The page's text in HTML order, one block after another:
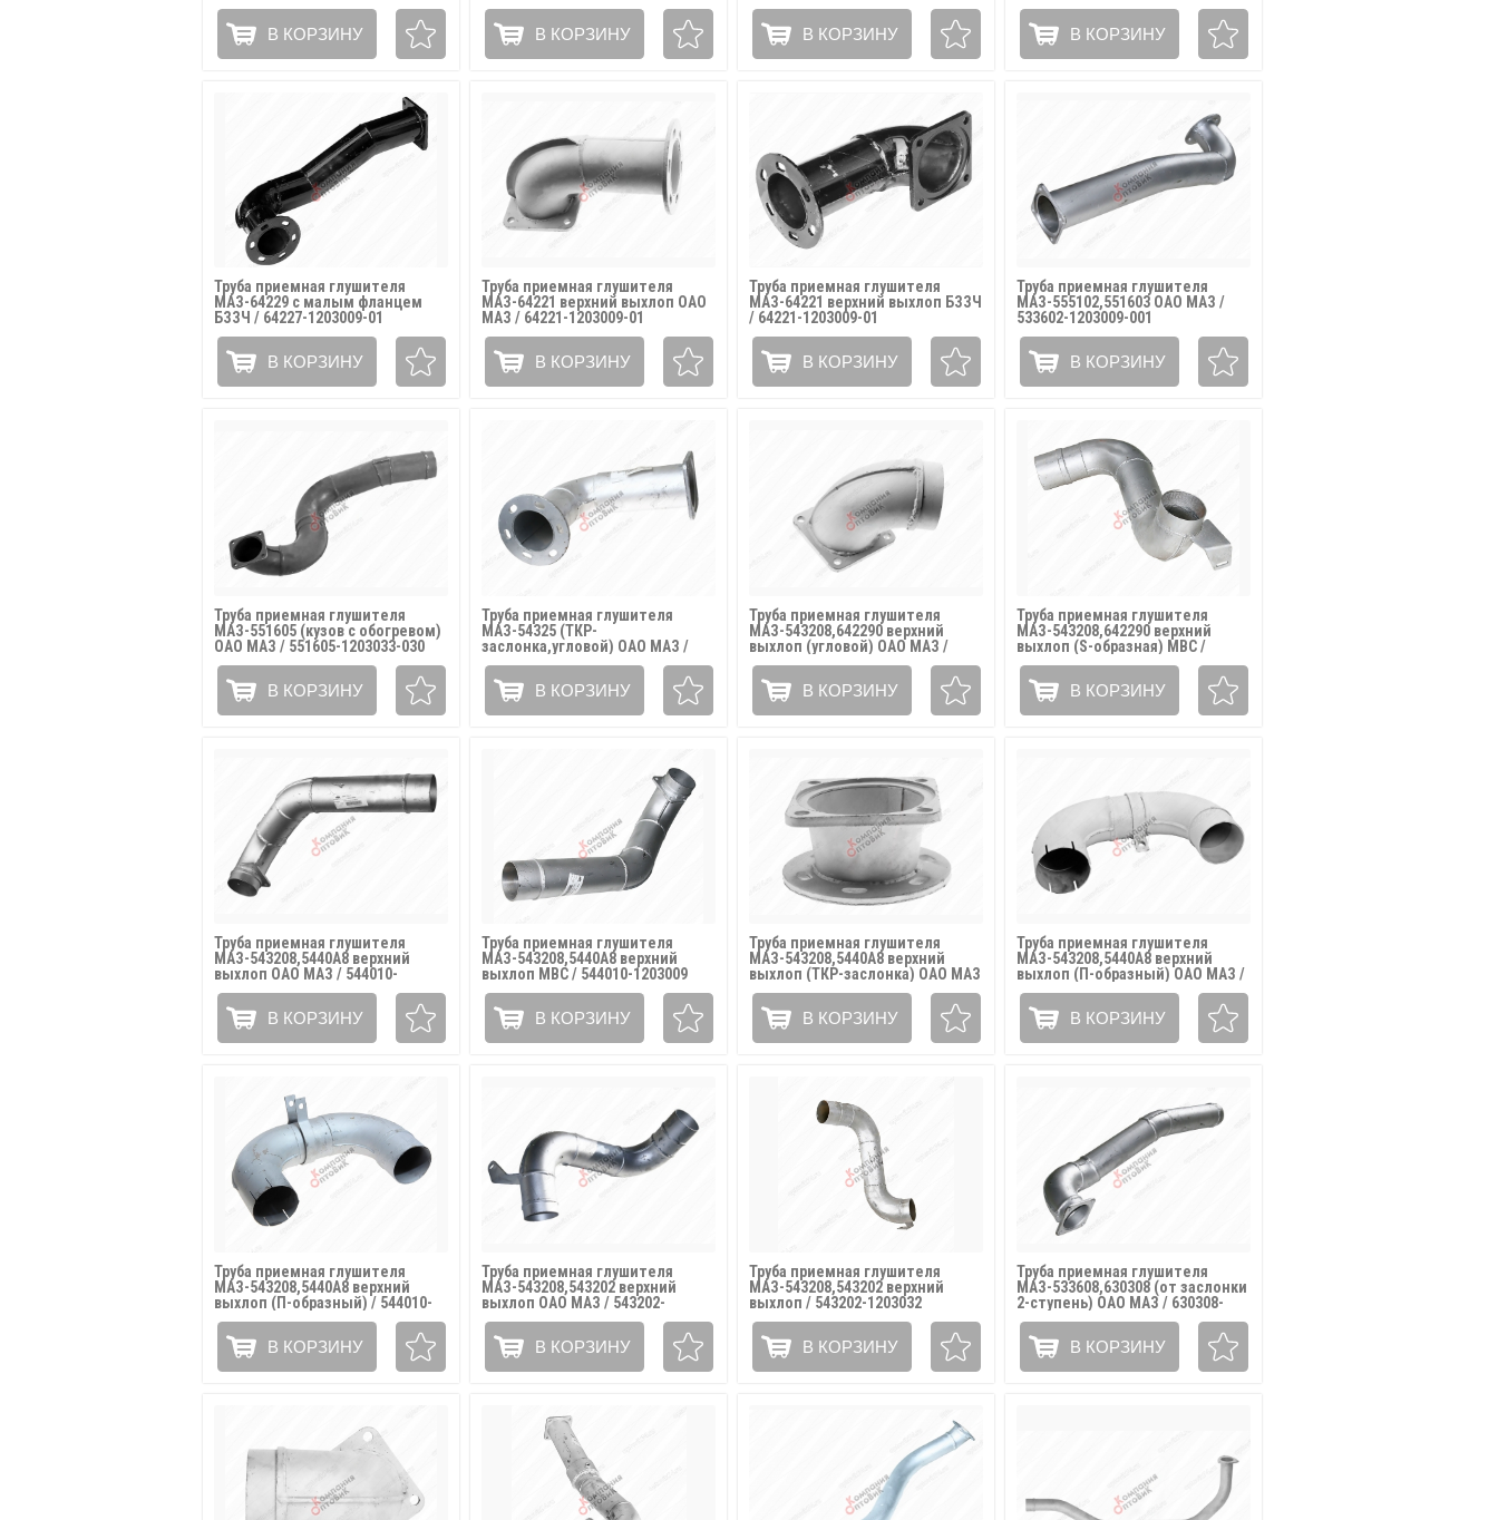
В КОРЗИНУ В КОРЗИНУ В КОРЗИНУ В КОРЗИНУ
Труба приемная глушителя
МАЗ-64229 с малым фланцем
БЗЗЧ / 64227-1203009-01
В КОРЗИНУ
Труба приемная глушителя
МАЗ-64221 верхний выхлоп ОАО
МАЗ / 64221-1203009-01
В КОРЗИНУ
Труба приемная глушителя
МАЗ-64221 верхний выхлоп БЗЗЧ
/ 64221-1203009-01
В КОРЗИНУ
Труба приемная глушителя
МАЗ-555102,551603 ОАО МАЗ /
533602-1203009-001
В КОРЗИНУ
Труба приемная глушителя
МАЗ-551605 (кузов с обогревом)
ОАО МАЗ / 551605-1203033-030
В КОРЗИНУ
Труба приемная глушителя
МАЗ-54325 (ТКР-
заслонка,угловой) ОАО МАЗ /
54325-1203009-01
В КОРЗИНУ
Труба приемная глушителя
МАЗ-543208,642290 верхний
выхлоп (угловой) ОАО МАЗ /
642290-1203009
В КОРЗИНУ
Труба приемная глушителя
МАЗ-543208,642290 верхний
выхлоп (S-образная) МВС /
642290-1203032
В КОРЗИНУ
Труба приемная глушителя
МАЗ-543208,5440А8 верхний
выхлоп ОАО МАЗ / 544010-
1203009
В КОРЗИНУ
Труба приемная глушителя
МАЗ-543208,5440А8 верхний
выхлоп МВС / 544010-1203009
В КОРЗИНУ
Труба приемная глушителя
МАЗ-543208,5440А8 верхний
выхлоп (ТКР-заслонка) ОАО МАЗ
/ 64255-1203032
В КОРЗИНУ
Труба приемная глушителя
МАЗ-543208,5440А8 верхний
выхлоп (П-образный) ОАО МАЗ /
544010-1203032
В КОРЗИНУ
Труба приемная глушителя
МАЗ-543208,5440А8 верхний
выхлоп (П-образный) / 544010-
1203032
В КОРЗИНУ
Труба приемная глушителя
МАЗ-543208,543202 верхний
выхлоп ОАО МАЗ / 543202-
1203032
В КОРЗИНУ
Труба приемная глушителя
МАЗ-543208,543202 верхний
выхлоп / 543202-1203032
В КОРЗИНУ
Труба приемная глушителя
МАЗ-533608,630308 (от заслонки
2-ступень) ОАО МАЗ / 630308-
1203032-010
В КОРЗИНУ